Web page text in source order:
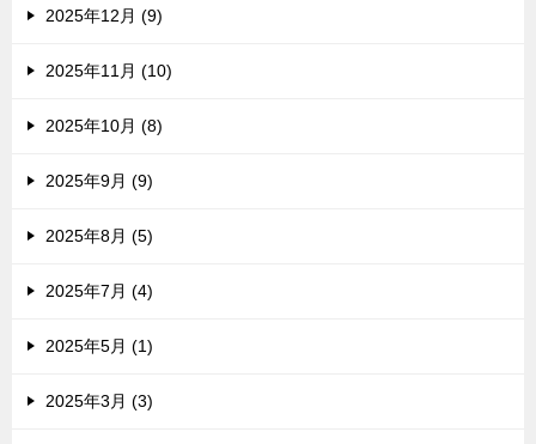
2025年12月 (9)
2025年11月 (10)
2025年10月 (8)
2025年9月 (9)
2025年8月 (5)
2025年7月 (4)
2025年5月 (1)
2025年3月 (3)